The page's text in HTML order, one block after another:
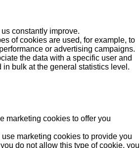
constantly improve.
of cookies are used, for example, to
or advertising campaigns.
the data with a specific user and
in bulk at the general statistics level.
marketing cookies to offer you
use marketing cookies to provide you
do not allow this type of cookie, you